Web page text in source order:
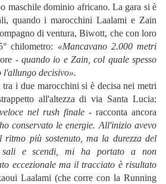
maschile dominio africano. La gara si è
quando i marocchini Laalami e Zain
di ventura, Biwott, che con loro
chilometro: «Mancavano 2.000 metri
- quando io e Zain, col quale spesso
decisivo».
tra i due marocchini si è decisa nei metri
all'altezza di via Santa Lucia:
nel rush finale - racconta ancora
conservato le energie. All'inizio avevo
ritmo più sostenuto, ma la durezza del
sali e scendi, mi ha portato a non
eccezionale ma il tracciato è risultato
Laalami (che corre con la Running